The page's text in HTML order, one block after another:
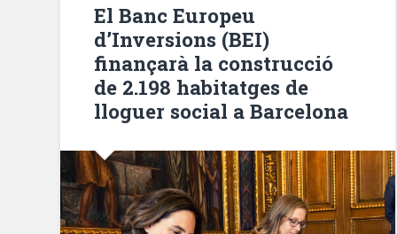
El Banc Europeu
d’Inversions (BEI)
finançarà la construcció
de 2.198 habitatges de
lloguer social a Barcelona